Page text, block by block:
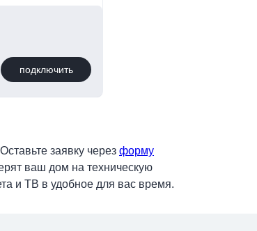
подключить
заявку через форму
ваш дом на техническую
и ТВ в удобное для вас время.